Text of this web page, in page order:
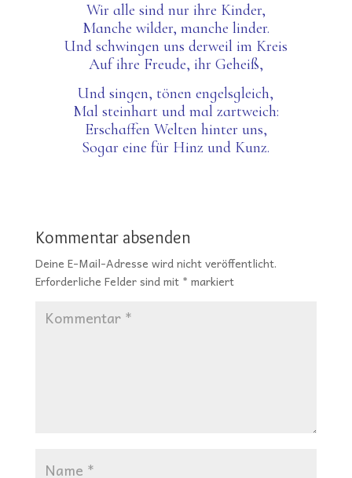
Wir alle sind nur ihre Kinder,
Manche wilder, manche linder.
Und schwingen uns derweil im Kreis
Auf ihre Freude, ihr Geheiß,
Und singen, tönen engelsgleich,
Mal steinhart und mal zartweich:
Erschaffen Welten hinter uns,
Sogar eine für Hinz und Kunz.
Kommentar absenden
Deine E-Mail-Adresse wird nicht veröffentlicht.
Erforderliche Felder sind mit * markiert